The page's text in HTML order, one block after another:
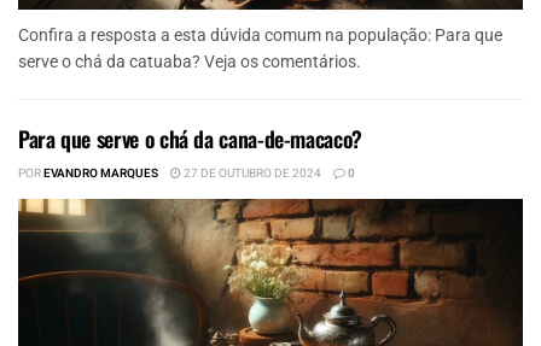
Confira a resposta a esta dúvida comum na população: Para que
serve o chá da catuaba? Veja os comentários.
Para que serve o chá da cana-de-macaco?
POREVANDRO MARQUES 27 DE OUTUBRO DE 2024 0